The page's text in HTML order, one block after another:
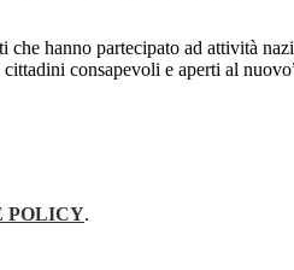
che hanno partecipato ad attività
consapevoli e aperti al
POLICY.